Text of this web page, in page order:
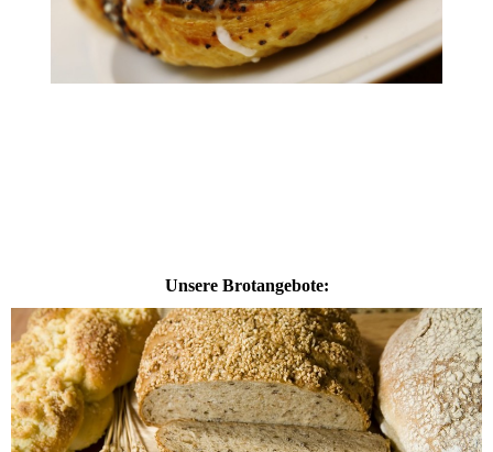
Unsere Brotangebote: